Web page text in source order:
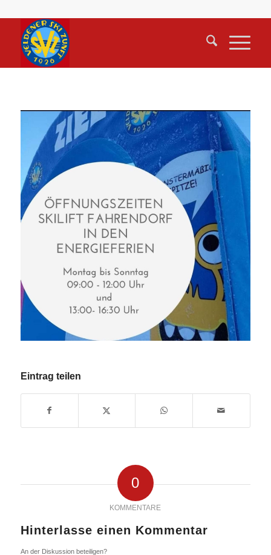
Eintrag teilen
0
KOMMENTARE
Hinterlasse einen Kommentar
An der Diskussion beteiligen?